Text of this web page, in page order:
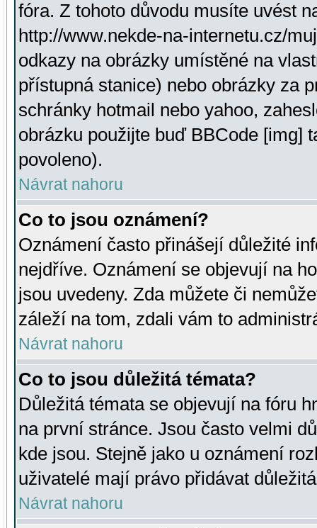
fóra. Z tohoto důvodu musíte uvést
http://www.nekde-na-internetu.cz/
odkazy na obrázky umístěné na
přístupná stanice) nebo obrázky za
schránky hotmail nebo yahoo,
obrázku použijte buď BBCode [img]
povoleno).
Návrat nahoru
Co to jsou oznámení?
Oznámení často přinášejí důležité
nejdříve. Oznámení se objevují na
jsou uvedeny. Zda můžete či
záleží na tom, zdali vám to
Návrat nahoru
Co to jsou důležitá témata?
Důležitá témata se objevují na fóru
na první stránce. Jsou často velmi
kde jsou. Stejně jako u oznámení
uživatelé mají právo přidávat
Návrat nahoru